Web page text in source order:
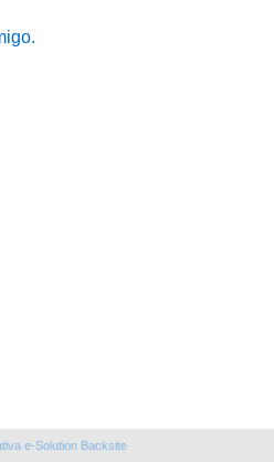
e-Solution Backsite